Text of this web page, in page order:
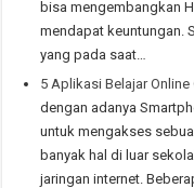
bisa mengembangkan
mendapat keuntungan.
yang pada saat…
5 Aplikasi Belajar
dengan adanya
untuk mengakses
banyak hal di luar
jaringan internet.